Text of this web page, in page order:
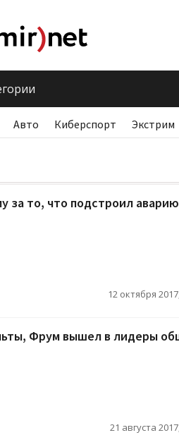
Авто Киберспорт Экстрим
за то, что подстроил
12 октября
Фрум вышел в лидеры
21 августа